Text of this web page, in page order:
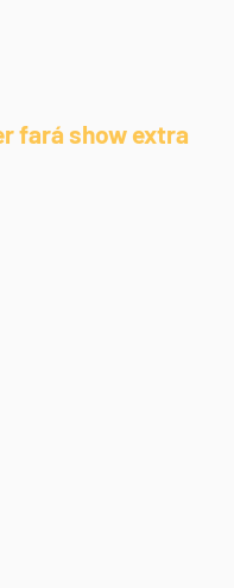
fará show extra